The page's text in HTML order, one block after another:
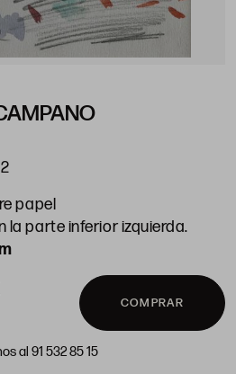
papel
la parte inferior izquierda.
COMPRAR
al 91 532 85 15